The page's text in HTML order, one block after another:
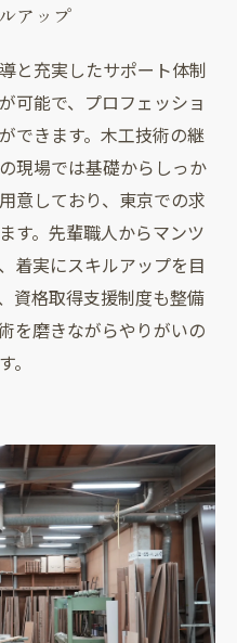
アップ
と充実したサポート体制
可能で、プロフェッショ
できます。木工技術の継
現場では基礎からしっか
意しており、東京での求
す。先輩職人からマンツ
着実にスキルアップを目
資格取得支援制度も整備
を磨きながらやりがいの
。